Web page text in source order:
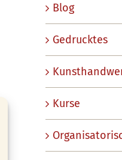
Blog
Gedrucktes
Kurse